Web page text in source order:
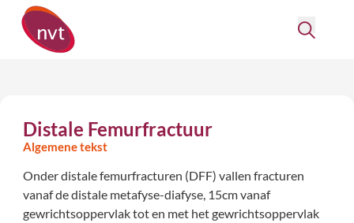
Distale Femurfractuur
Algemene tekst
Onder distale femurfracturen (DFF) vallen fracturen
vanaf de distale metafyse-diafyse, 15cm vanaf
gewrichtsoppervlak tot en met het gewrichtsoppervlak